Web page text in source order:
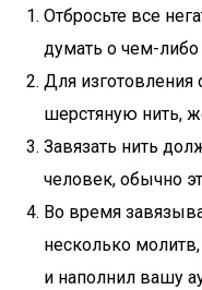
Отбросьте все
думать о чем-
Для изготовления
шерстяную нить,
Завязать нить
человек, обычно
Во время
несколько
и наполнил вашу